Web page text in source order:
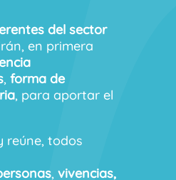
del sector
en primera
, forma de
, para aportar el
reúne, todos
, vivencias,